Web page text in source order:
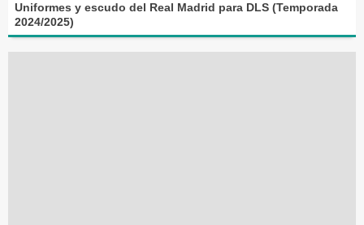
Uniformes y escudo del Real Madrid para DLS (Temporada
2024/2025)